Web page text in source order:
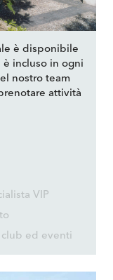
è disponibile
incluso in ogni
nostro team
attività
VIP
club ed eventi